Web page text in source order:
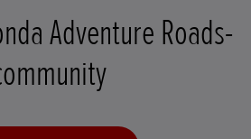
Adventure Roads-